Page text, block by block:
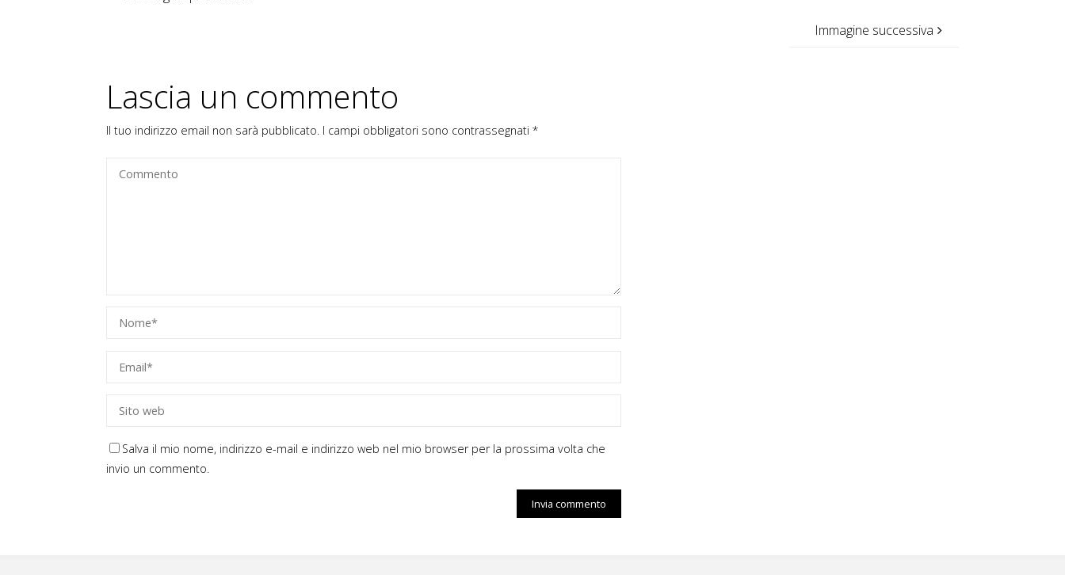
Immagine successiva
Lascia un commento
Il tuo indirizzo email non sarà pubblicato. I campi obbligatori sono contrassegnati*
Salva il mio nome, indirizzo e-mail e indirizzo web nel mio browser per la prossima volta che
invio un commento.